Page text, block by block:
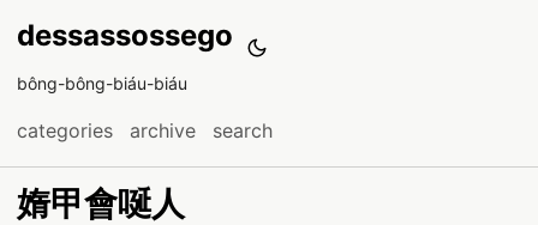
dessassossego
bông-bông-biáu-biáu
categories archive search
媠甲會唌人